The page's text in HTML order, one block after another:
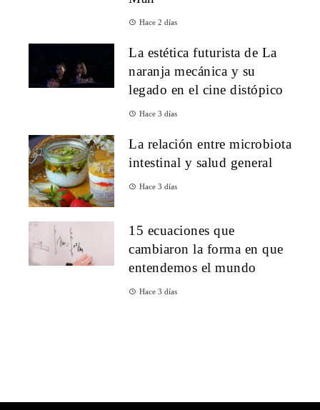
Hace 2 días
La estética futurista de La
naranja mecánica y su
legado en el cine distópico
Hace 3 días
La relación entre microbiota
intestinal y salud general
Hace 3 días
15 ecuaciones que
cambiaron la forma en que
entendemos el mundo
Hace 3 días